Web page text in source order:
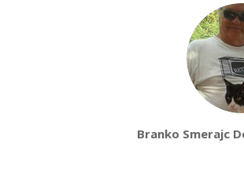
Branko Smerajc